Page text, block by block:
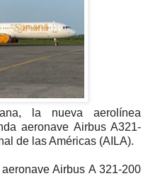
la nueva aerolínea
aeronave Airbus A321-
de las Américas (AILA).
Airbus A 321-200